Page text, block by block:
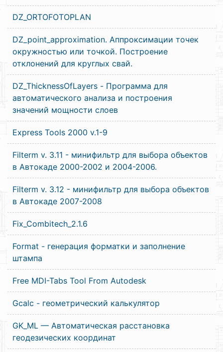
DZ_ORTOFOTOPLAN
DZ_point_approximation. Аппроксимации точек
окружностью или точкой. Построение
отклонений для круглых свай.
DZ_ThicknessOfLayers - Программа для
автоматического анализа и построения
значений мощности слоев
Express Tools 2000 v.1-9
Filterm v. 3.11 - минифильтр для выбора объектов
в Автокаде 2000-2002 и 2004-2006.
Filterm v. 3.12 - минифильтр для выбора объектов
в Автокаде 2007-2008
Fix_Combitech_2.1.6
Format - генерация форматки и заполнение
штампа
Free MDI-Tabs Tool From Autodesk
Gcalc - геометрический калькулятор
GK_ML — Автоматическая расстановка
геодезических координат